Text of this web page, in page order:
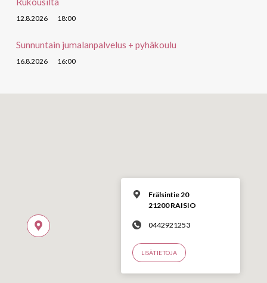
12.8.2026 18:00
Sunnuntain jumalanpalvelus + pyhäkoulu
16.8.2026 16:00
Frälsintie 20
21200 RAISIO
0442921253
LISÄTIETOJA